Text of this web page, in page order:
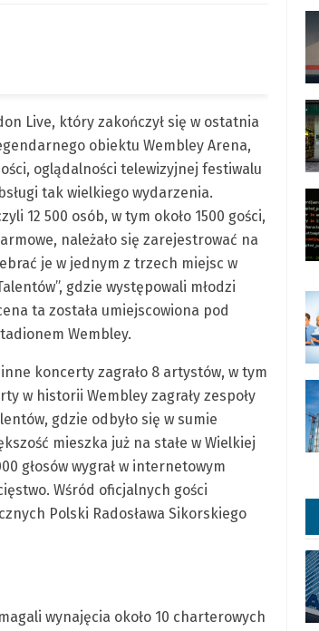
Live, który zakończył się w ostatnia
obiektu Wembley Arena,
oglądalności telewizyjnej festiwalu
tak wielkiego wydarzenia.
12 500 osób, w tym około 1500 gości,
należało się zarejestrować na
je w jednym z trzech miejsc w
gdzie występowali młodzi
ta została umiejscowiona pod
Wembley.
koncerty zagrało 8 artystów, w tym
w historii Wembley zagrały zespoły
gdzie odbyło się w sumie
mieszka już na stałe w Wielkiej
głosów wygrał w internetowym
Wśród oficjalnych gości
Polski Radosława Sikorskiego
wynajęcia około 10 charterowych